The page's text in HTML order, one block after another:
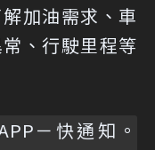
加油需求、車
、行駛里程等